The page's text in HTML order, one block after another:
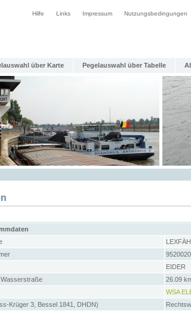
Hilfe Links Impressum Nutzungsbedingungen
über Karte Pegelauswahl über Tabelle
9520020
EIDER
Wasserstraße
26.09
WSA
Krüger 3, Bessel 1841, DHDN)